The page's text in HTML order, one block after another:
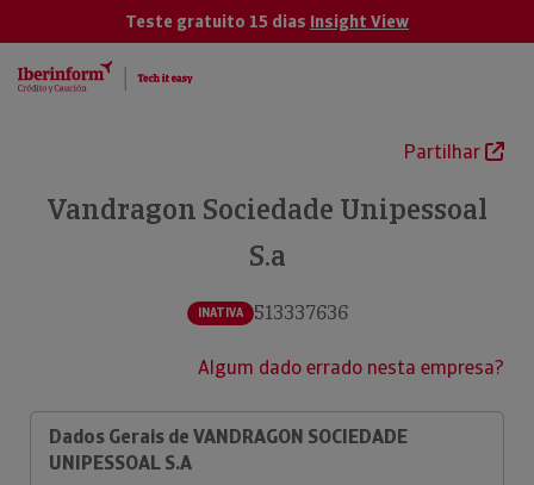
Teste gratuito 15 dias Insight View
Partilhar
Vandragon Sociedade Unipessoal
S.a
INATIVA 513337636
Algum dado errado nesta empresa?
Dados Gerais de VANDRAGON SOCIEDADE
UNIPESSOAL S.A